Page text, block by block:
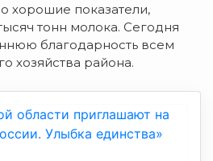
хорошие показатели,
тонн молока. Сегодня
благодарность всем
хозяйства района.